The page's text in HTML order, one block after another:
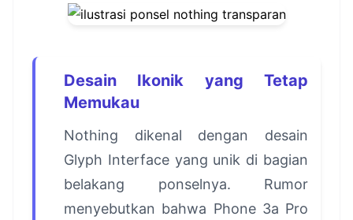
Desain Ikonik yang Tetap
Memukau
Nothing dikenal dengan desain
Glyph Interface yang unik di bagian
belakang ponselnya. Rumor
menyebutkan bahwa Phone 3a Pro